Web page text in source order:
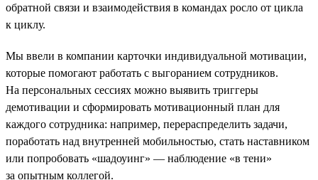
обратной связи и взаимодействия в командах росло от цикла
к циклу.
Мы ввели в компании карточки индивидуальной мотивации,
которые помогают работать с выгоранием сотрудников.
На персональных сессиях можно выявить триггеры
демотивации и сформировать мотивационный план для
каждого сотрудника: например, перераспределить задачи,
поработать над внутренней мобильностью, стать наставником
или попробовать «шадоуинг» — наблюдение «в тени»
за опытным коллегой.